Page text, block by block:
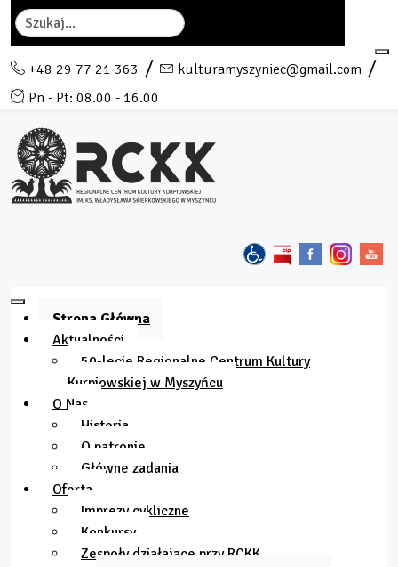
Szukaj
+48 29 77 21 363
kulturamyszyniec@gmail.com
Pn - Pt: 08.00 - 16.00
Strona Główna
Aktualności
50-lecie Regionalne Centrum Kultury
Kurpiowskiej w Myszyńcu
O Nas
Historia
O patronie
Główne zadania
Oferta
Imprezy cykliczne
Konkursy
Zespoły działające przy RCKK